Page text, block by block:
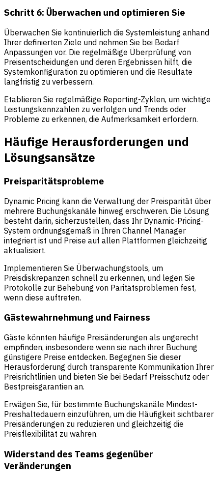
Schritt 6: Überwachen und optimieren Sie
Überwachen Sie kontinuierlich die Systemleistung anhand
Ihrer definierten Ziele und nehmen Sie bei Bedarf
Anpassungen vor. Die regelmäßige Überprüfung von
Preisentscheidungen und deren Ergebnissen hilft, die
Systemkonfiguration zu optimieren und die Resultate
langfristig zu verbessern.
Etablieren Sie regelmäßige Reporting-Zyklen, um wichtige
Leistungskennzahlen zu verfolgen und Trends oder
Probleme zu erkennen, die Aufmerksamkeit erfordern.
Häufige Herausforderungen und
Lösungsansätze
Preisparitätsprobleme
Dynamic Pricing kann die Verwaltung der Preisparität über
mehrere Buchungskanäle hinweg erschweren. Die Lösung
besteht darin, sicherzustellen, dass Ihr Dynamic-Pricing-
System ordnungsgemäß in Ihren Channel Manager
integriert ist und Preise auf allen Plattformen gleichzeitig
aktualisiert.
Implementieren Sie Überwachungstools, um
Preisdiskrepanzen schnell zu erkennen, und legen Sie
Protokolle zur Behebung von Paritätsproblemen fest,
wenn diese auftreten.
Gästewahrnehmung und Fairness
Gäste könnten häufige Preisänderungen als ungerecht
empfinden, insbesondere wenn sie nach ihrer Buchung
günstigere Preise entdecken. Begegnen Sie dieser
Herausforderung durch transparente Kommunikation Ihrer
Preisrichtlinien und bieten Sie bei Bedarf Preisschutz oder
Bestpreisgarantien an.
Erwägen Sie, für bestimmte Buchungskanäle Mindest-
Preishaltedauern einzuführen, um die Häufigkeit sichtbarer
Preisänderungen zu reduzieren und gleichzeitig die
Preisflexibilität zu wahren.
Widerstand des Teams gegenüber
Veränderungen